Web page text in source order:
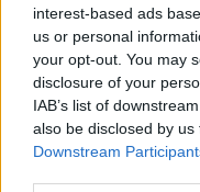
interest-based ads
us or personal
your opt-out. You may
disclosure of your
IAB’s list of
also be disclosed by
Downstream
Citalopram (358)
Dépression -
Metformine (357)
Diabètes - médicaments
Pyostacine (311)
Antibiotiques - autre
Tahor (299)